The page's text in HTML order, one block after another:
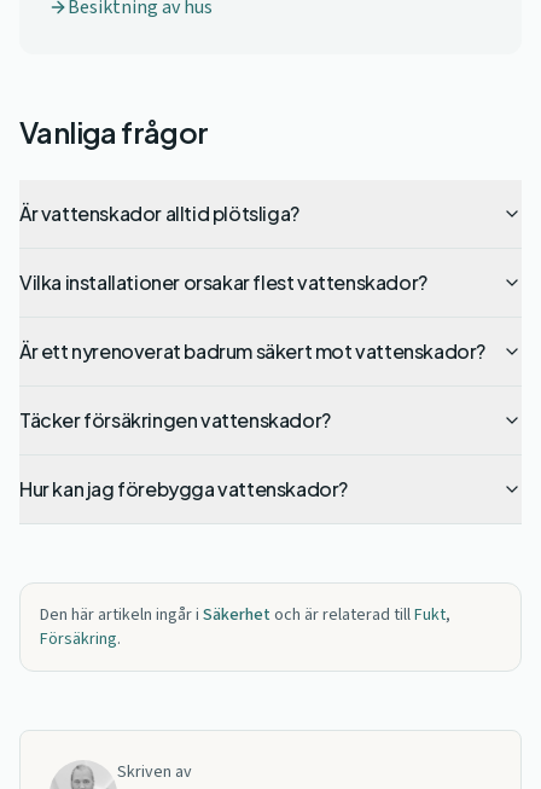
Besiktning av hus
Vanliga frågor
Är vattenskador alltid plötsliga?
Vilka installationer orsakar flest vattenskador?
Är ett nyrenoverat badrum säkert mot vattenskador?
Täcker försäkringen vattenskador?
Hur kan jag förebygga vattenskador?
Den här artikeln ingår i Säkerhet och är relaterad tillFukt,
Försäkring.
Skriven av